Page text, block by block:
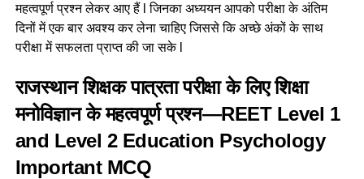
महत्वपूर्ण प्रश्न लेकर आए हैं l जिनका अध्ययन आपको परीक्षा के अंतिम
दिनों में एक बार अवश्य कर लेना चाहिए जिससे कि अच्छे अंकों के साथ
परीक्षा में सफलता प्राप्त की जा सके l
राजस्थान शिक्षक पात्रता परीक्षा के लिए शिक्षा
मनोविज्ञान के महत्वपूर्ण प्रश्न—REET Level 1
and Level 2 Education Psychology
Important MCQ